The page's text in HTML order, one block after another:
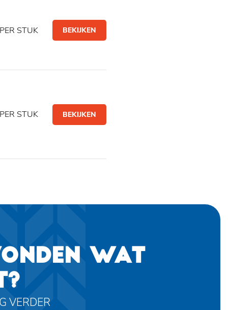
PER STUK BEKIJKEN
PER STUK BEKIJKEN
WAT
VERDER